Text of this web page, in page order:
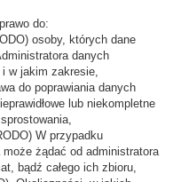
do:
osoby, których dane
danych
w jakim zakresie,
do poprawiania danych
lub niekompletne
W przypadku
żądać od administratora
bądź całego ich zbioru,